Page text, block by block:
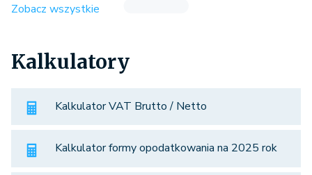
Zobacz wszystkie
Kalkulatory
Kalkulator VAT Brutto / Netto
Kalkulator formy opodatkowania na 2025 rok